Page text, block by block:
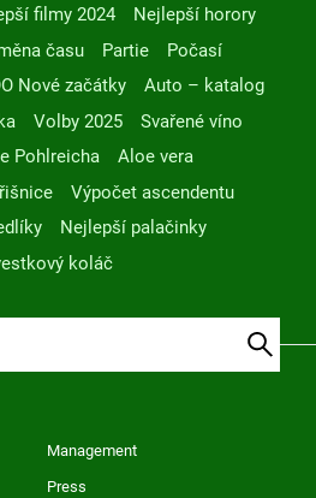
filmy 2024
Nejlepší horory
času Partie
Počasí
Nové začátky
Auto – katalog
Volby 2025
Svařené víno
Pohlreicha
Aloe vera
Výpočet ascendentu
Nejlepší palačinky
koláč
Management
Press